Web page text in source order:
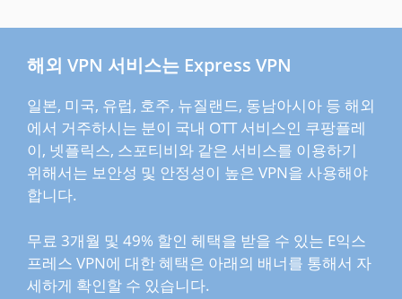
해외 VPN 서비스는 Express VPN
일본, 미국, 유럽, 호주, 뉴질랜드, 동남아시아 등 해외
에서 거주하시는 분이 국내 OTT 서비스인 쿠팡플레
이, 넷플릭스, 스포티비와 같은 서비스를 이용하기
위해서는 보안성 및 안정성이 높은 VPN을 사용해야
합니다.
무료 3개월 및 49% 할인 헤택을 받을 수 있는 E익스
프레스 VPN에 대한 혜택은 아래의 배너를 통해서 자
세하게 확인할 수 있습니다.